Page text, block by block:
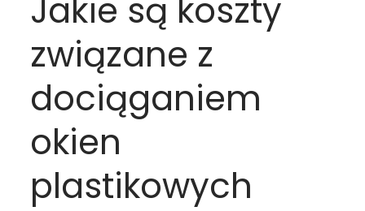
Jakie są koszty
związane z
dociąganiem
okien
plastikowych